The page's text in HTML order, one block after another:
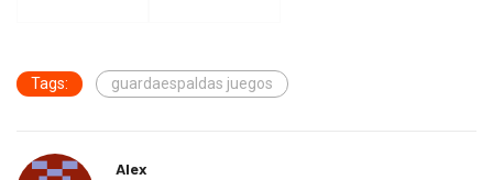
Tags: guardaespaldas juegos
Alex